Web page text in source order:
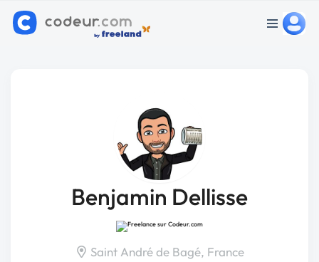
Benjamin Dellisse
Saint André de Bagé, France